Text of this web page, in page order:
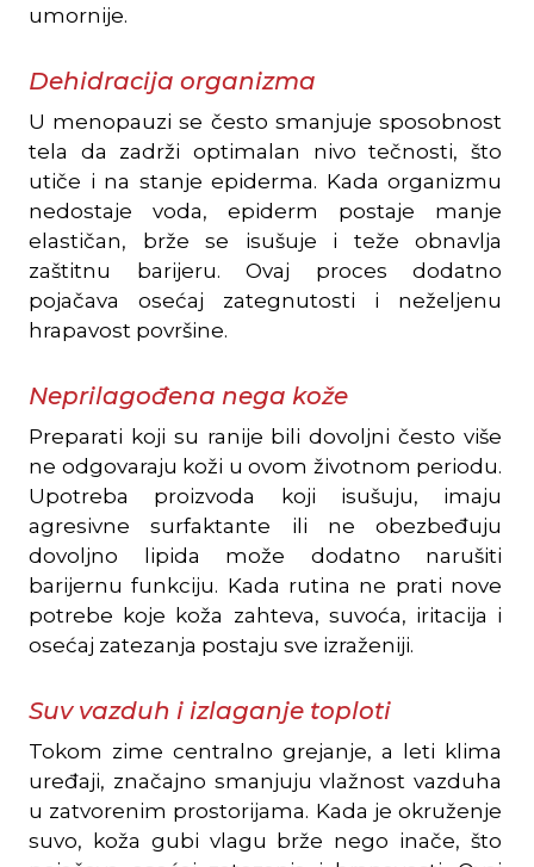
umornije.
Dehidracija organizma
U menopauzi se često smanjuje sposobnost
tela da zadrži optimalan nivo tečnosti, što
utiče i na stanje epiderma. Kada organizmu
nedostaje voda, epiderm postaje manje
elastičan, brže se isušuje i teže obnavlja
zaštitnu barijeru. Ovaj proces dodatno
pojačava osećaj zategnutosti i neželjenu
hrapavost površine.
Neprilagođena nega kože
Preparati koji su ranije bili dovoljni često više
ne odgovaraju koži u ovom životnom periodu.
Upotreba proizvoda koji isušuju, imaju
agresivne surfaktante ili ne obezbeđuju
dovoljno lipida može dodatno narušiti
barijernu funkciju. Kada rutina ne prati nove
potrebe koje koža zahteva, suvoća, iritacija i
osećaj zatezanja postaju sve izraženiji.
Suv vazduh i izlaganje toploti
Tokom zime centralno grejanje, a leti klima
uređaji, značajno smanjuju vlažnost vazduha
u zatvorenim prostorijama. Kada je okruženje
suvo, koža gubi vlagu brže nego inače, što